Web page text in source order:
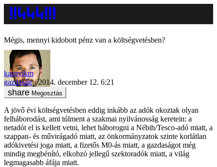
Mégis, mennyi kidobott pénz van a költségvetésben?
kasnyikm
gazdaság
2014. december 12. 6:21
Megosztás
A jövő évi költségvetésben eddig inkább az adók okoztak olyan
felháborodást, ami túlment a szakmai nyilvánosság keretein: a
netadót el is kellett vetni, lehet háborogni a Nébih/Tesco-adó miatt, a
szappan- és művirágadó miatt, az önkormányzatok szinte korlátlan
adókivetési joga miatt, a fizetős M0-ás miatt, a gazdaságot még
mindig megbénító, elkobzó jellegű szektoradók miatt, a világ
legmagasabb áfája miatt.